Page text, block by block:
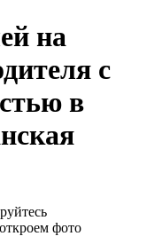
на
с
в
фото